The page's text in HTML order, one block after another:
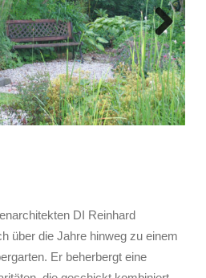
Next
DI Reinhard
über die Jahre hinweg zu einem
Er beherbergt eine
die geschickt kombiniert